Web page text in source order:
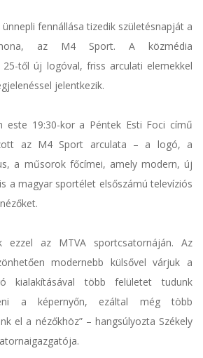
fennállása tizedik születésnapját a
az M4 Sport. A közmédia
től új logóval, friss arculati elemekkel
jelentkezik.
este 19:30-kor a Péntek Esti Foci című
az M4 Sport arculata – a logó, a
a műsorok főcímei, amely modern, új
a magyar sportélet elsőszámú televíziós
ezzel az MTVA sportcsatornáján. Az
modernebb külsővel várjuk a
kialakításával több felületet tudunk
a képernyőn, ezáltal még több
el a nézőkhöz” – hangsúlyozta Székely